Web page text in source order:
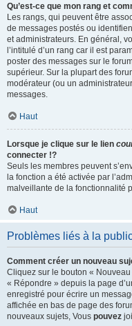
Qu’est-ce que mon rang et
Les rangs, qui peuvent être
de messages postés ou
et administrateurs. En général,
l’intitulé d’un rang car il est
poster des messages sur le
supérieur. Sur la plupart des
modérateur (ou un
messages.
Haut
Lorsque je clique sur le lien
connecter !?
Seuls les membres peuvent
la fonction a été activée par
malveillante de la fonctionnalité
Haut
Problèmes liés à la
Comment créer un nouveau
Cliquez sur le bouton «
« Répondre » depuis la page
enregistré pour écrire un
affichée en bas de page des
nouveaux sujets, Vous pouvez